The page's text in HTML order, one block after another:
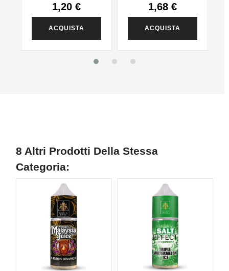
1,20 €
ACQUISTA
1,68 €
ACQUISTA
8 Altri Prodotti Della Stessa
Categoria: